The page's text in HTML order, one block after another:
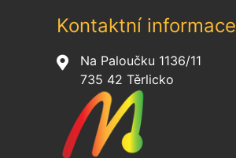
Kontaktní informace
Na Paloučku 1136/11
735 42 Těrlicko